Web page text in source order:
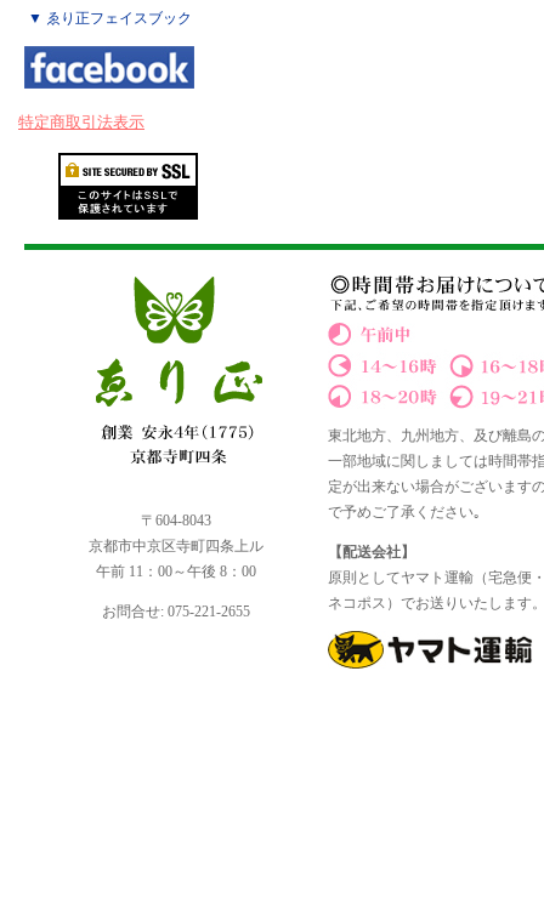
▼ ゑり正フェイスブック
特定商取引法表示
〒604-8043
京都市中京区寺町四条上ル
午前 11：00～午後 8：00
お問合せ: 075-221-2655
東北地方、九州地方、及び離島
一部地域に関しましては時間帯
定が出来ない場合がございます
で予めご了承ください｡
【配送会社】
原則としてヤマト運輸（宅急便
ネコポス）でお送りいたします